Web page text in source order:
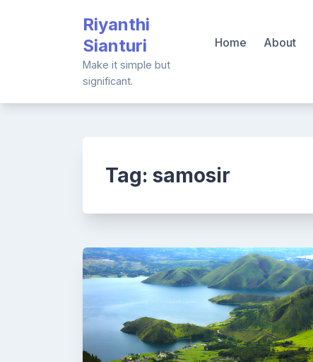
Riyanthi
Sianturi
Make it simple but
significant.
Home About
Tag: samosir